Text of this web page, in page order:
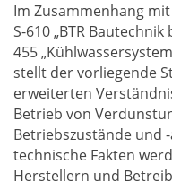
Im Zusammenhang mit
S-610 „BTR
455
stellt der vorliegende
erweiterten
Betrieb von
Betriebszustände und
technische Fakten
Herstellern und